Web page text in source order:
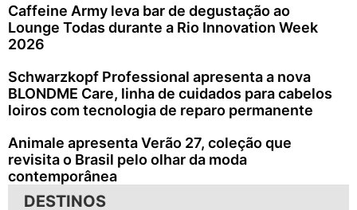
Caffeine Army leva bar de degustação ao
Lounge Todas durante a Rio Innovation Week
2026
Schwarzkopf Professional apresenta a nova
BLONDME Care, linha de cuidados para cabelos
loiros com tecnologia de reparo permanente
Animale apresenta Verão 27, coleção que
revisita o Brasil pelo olhar da moda
contemporânea
DESTINOS